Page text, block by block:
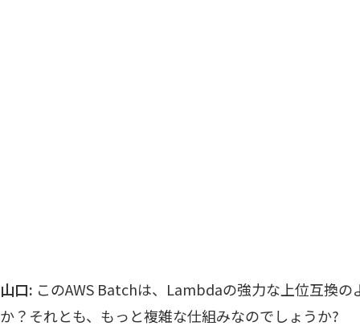
山口: このAWS Batchは、Lambdaの強力な上位互換
か？それとも、もっと複雑な仕組みなのでしょうか?